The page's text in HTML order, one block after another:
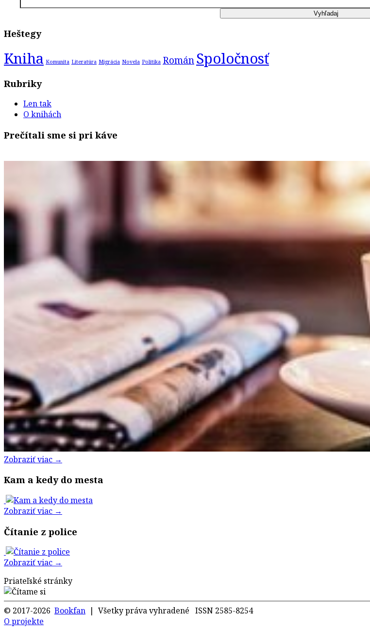
Heštegy
Kniha Komunita Literatúra Migrácia Novela Politika RománSpoločnosť
Rubriky
Len tak
O knihách
Prečítali sme si pri káve
Zobraziť viac →
Kam a kedy do mesta
Zobraziť viac →
Čítanie z police
Zobraziť viac →
Priateľské stránky
© 2017-2026 Bookfan | Všetky práva vyhradené ISSN 2585-8254
O projekte